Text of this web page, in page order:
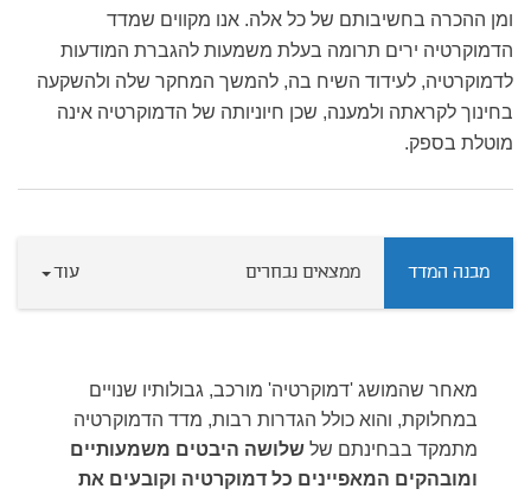
ומן ההכרה בחשיבותם של כל אלה. אנו מקווים שמדד
הדמוקרטיה ירים תרומה בעלת משמעות להגברת המודעות
לדמוקרטיה, לעידוד השיח בה, להמשך המחקר שלה ולהשקעה
בחינוך לקראתה ולמענה, שכן חיוניותה של הדמוקרטיה אינה
מוטלת בספק.
מבנה המדד ממצאים נבחרים עוד
מאחר שהמושג 'דמוקרטיה' מורכב, גבולותיו שנויים
במחלוקת, והוא כולל הגדרות רבות, מדד הדמוקרטיה
מתמקד בבחינתם של שלושה היבטים משמעותיים
ומובהקים המאפיינים כל דמוקרטיה וקובעים את